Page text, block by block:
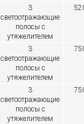
3
светоотражающие
полосы с
утяжелителем
3
светоотражающие
полосы с
утяжелителем
3
светоотражающие
полосы с
утяжелителем